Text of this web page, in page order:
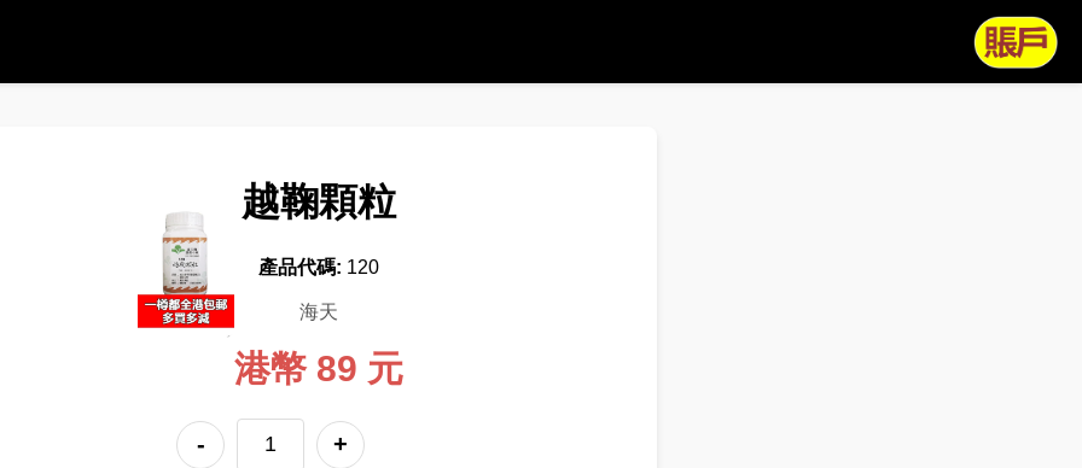
越鞠顆粒
產品代碼: 120
海天
港幣 89 元
- +